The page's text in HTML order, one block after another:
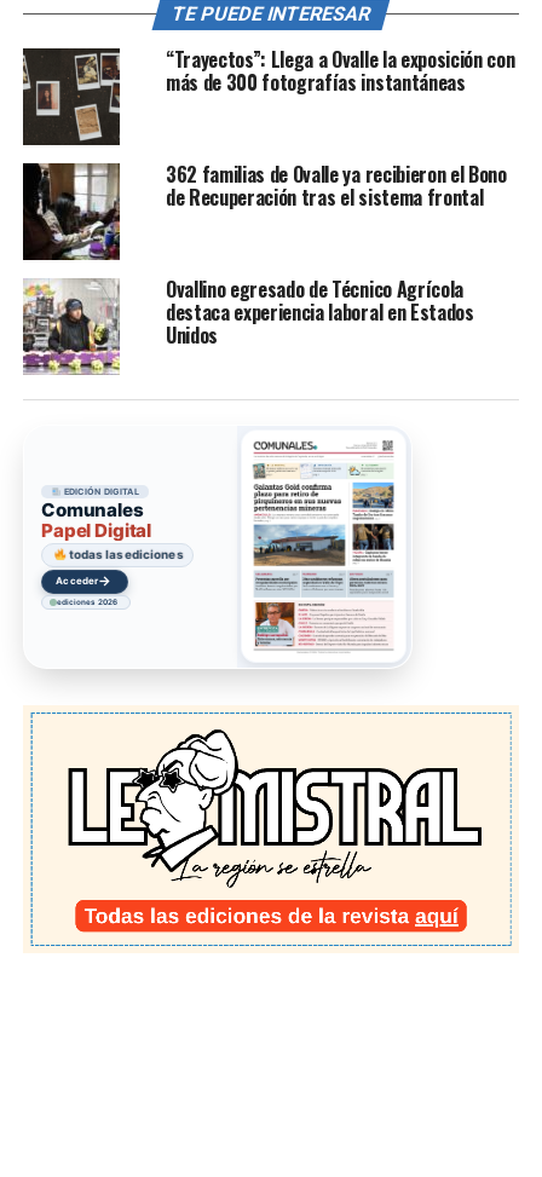
TE PUEDE INTERESAR
“Trayectos”: Llega a Ovalle la exposición con
más de 300 fotografías instantáneas
362 familias de Ovalle ya recibieron el Bono
de Recuperación tras el sistema frontal
Ovallino egresado de Técnico Agrícola
destaca experiencia laboral en Estados
Unidos
EDICIÓN DIGITAL
Comunales
Papel Digital
todas las ediciones
Acceder→
ediciones 2026